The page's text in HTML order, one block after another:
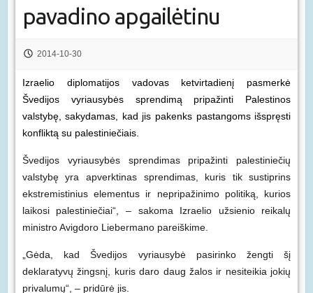
pavadino apgailėtinu
2014-10-30
Izraelio diplomatijos vadovas ketvirtadienį pasmerkė
Švedijos vyriausybės sprendimą pripažinti Palestinos
valstybę, sakydamas, kad jis pakenks pastangoms išspręsti
konfliktą su palestiniečiais.
Švedijos vyriausybės sprendimas pripažinti palestiniečių
valstybę yra apverktinas sprendimas, kuris tik sustiprins
ekstremistinius elementus ir nepripažinimo politiką, kurios
laikosi palestiniečiai“, – sakoma Izraelio užsienio reikalų
ministro Avigdoro Liebermano pareiškime.
„Gėda, kad Švedijos vyriausybė pasirinko žengti šį
deklaratyvų žingsnį, kuris daro daug žalos ir nesiteikia jokių
privalumų“, – pridūrė jis.